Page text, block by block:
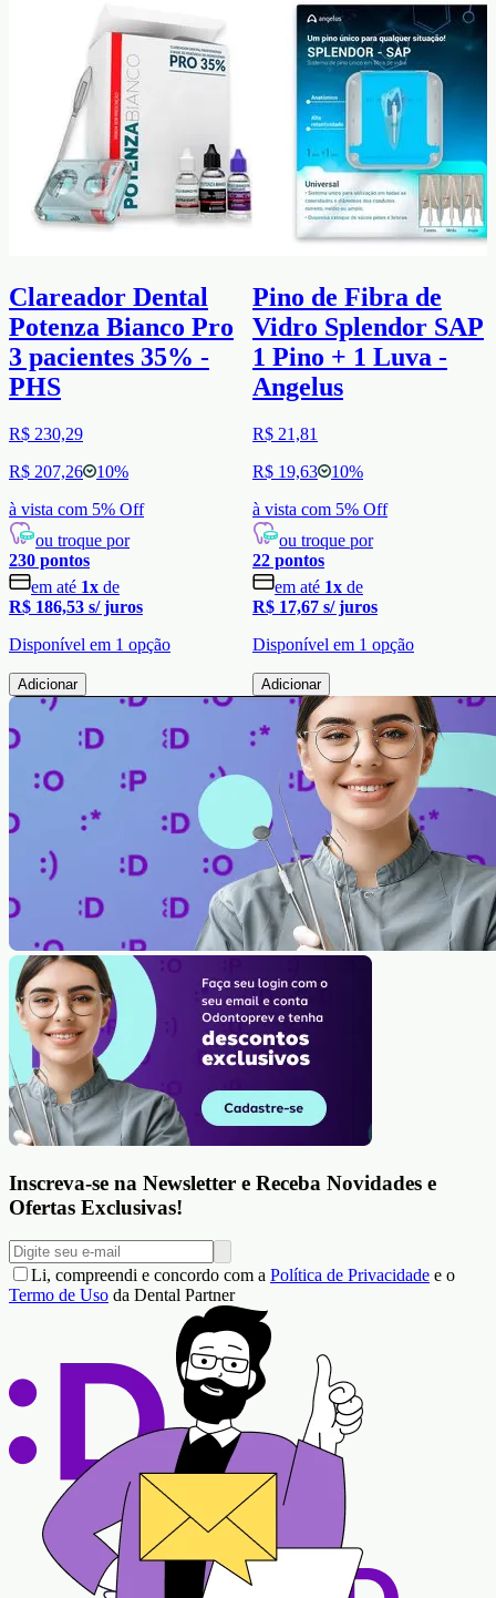
Clareador Dental
Potenza Bianco Pro
3 pacientes 35% -
PHS
R$ 230,29
R$ 207,26
10%
à vista com 5% Off
ou troque por
230 pontos
em até 1x de
R$ 186,53 s/ juros
Disponível em 1 opção
Adicionar
Pino de Fibra de
Vidro Splendor SAP
1 Pino + 1 Luva -
Angelus
R$ 21,81
R$ 19,63
10%
à vista com 5% Off
ou troque por
22 pontos
em até 1x de
R$ 17,67 s/ juros
Disponível em 1 opção
Adicionar
Inscreva-se na Newsletter e Receba Novidades e
Ofertas Exclusivas!
Li, compreendi e concordo com a Política de Privacidade e o
Termo de Uso da Dental Partner